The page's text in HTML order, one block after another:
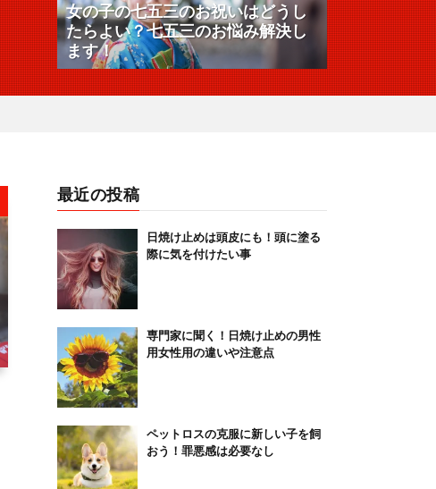
女の子の七五三のお祝いはどうし
たらよい？七五三のお悩み解決し
ます！
最近の投稿
日焼け止めは頭皮にも！頭に塗る
際に気を付けたい事
専門家に聞く！日焼け止めの男性
用女性用の違いや注意点
ペットロスの克服に新しい子を飼
おう！罪悪感は必要なし